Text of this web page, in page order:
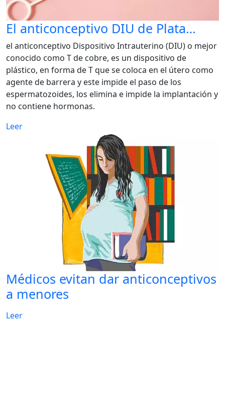
El anticonceptivo DIU de Plata…
el anticonceptivo Dispositivo Intrauterino (DIU) o mejor
conocido como T de cobre, es un dispositivo de
plástico, en forma de T que se coloca en el útero como
agente de barrera y este impide el paso de los
espermatozoides, los elimina e impide la implantación y
no contiene hormonas.
Leer
Médicos evitan dar anticonceptivos
a menores
Leer